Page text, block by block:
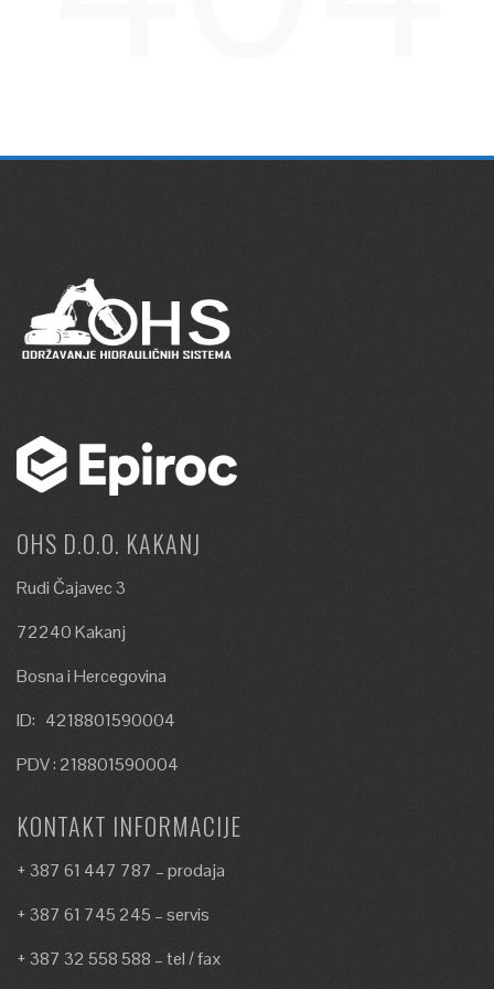
OHS D.O.O. KAKANJ
Rudi Čajavec 3
72240 Kakanj
Bosna i Hercegovina
ID: 4218801590004
PDV : 218801590004
KONTAKT INFORMACIJE
+ 387 61 447 787 – prodaja
+ 387 61 745 245 – servis
+ 387 32 558 588 – tel / fax